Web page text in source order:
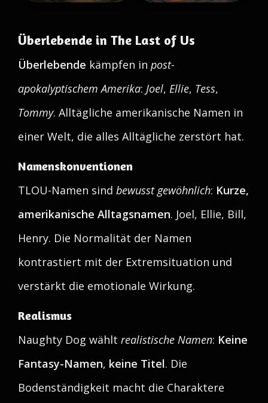
Überlebende in The Last of Us
Überlebende kämpfen in post-
apokalyptischem Amerika: Joel, Ellie, Tess,
Tommy. Alltägliche amerikanische Namen in
einer Welt, die alles Alltägliche zerstört hat.
Namenskonventionen
TLOU-Namen sind bewusst gewöhnlich: Kurze,
amerikanische Alltagsnamen. Joel, Ellie, Bill,
Henry. Die Normalität der Namen
kontrastiert mit der Extremsituation und
verstärkt die emotionale Wirkung.
Realismus
Naughty Dog wählt realistische Namen: Keine
Fantasy-Namen, keine Titel. Die
Bodenständigkeit macht die Charaktere